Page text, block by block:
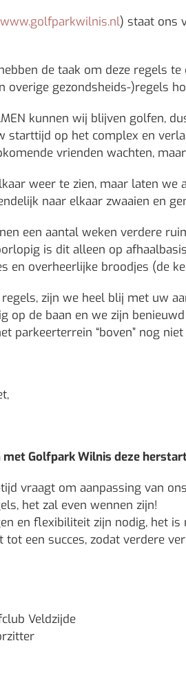
www.golfparkwilnis.nl) staat ons
de taak om deze regels
overige gezondsheids-)regels
kunnen wij blijven golfen,
starttijd op het complex en
vrienden wachten,
weer te zien, maar laten
naar elkaar zwaaien en
een aantal weken verdere
is dit alleen op
en overheerlijke broodjes (de
zijn we heel blij met uw
op de baan en we zijn
parkeerterrein “boven” nog
met Golfpark Wilnis deze
vraagt om aanpassing van
het zal even wennen zijn!
en flexibiliteit zijn nodig, het is
tot een succes, zodat verdere
Veldzijde